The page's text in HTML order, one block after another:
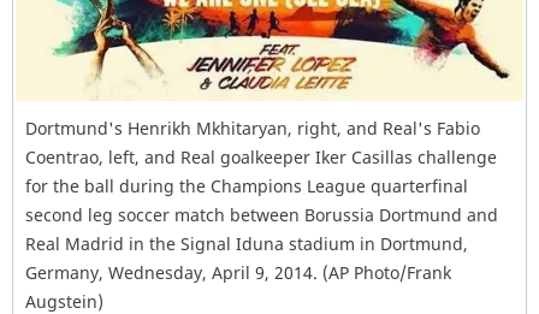
Dortmund's Henrikh Mkhitaryan, right, and Real's Fabio
Coentrao, left, and Real goalkeeper Iker Casillas challenge
for the ball during the Champions League quarterfinal
second leg soccer match between Borussia Dortmund and
Real Madrid in the Signal Iduna stadium in Dortmund,
Germany, Wednesday, April 9, 2014. (AP Photo/Frank
Augstein)